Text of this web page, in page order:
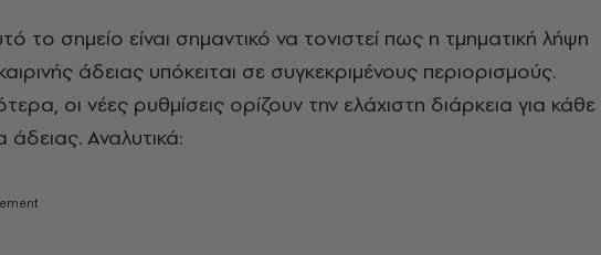
το σημείο είναι σημαντικό να τονιστεί πως η τμηματική λήψη
άδειας υπόκειται σε συγκεκριμένους περιορισμούς.
οι νέες ρυθμίσεις ορίζουν την ελάχιστη διάρκεια για κάθε
άδειας. Αναλυτικά: